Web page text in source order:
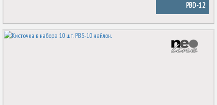
PBD-12